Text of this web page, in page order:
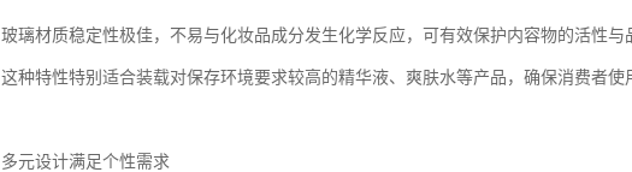
玻璃材质稳定性极佳，不易与化妆品成分发生化学反应，可有效保护内容物的活性与
这种特性特别适合装载对保存环境要求较高的精华液、爽肤水等产品，确保消费者
多元设计满足个性需求